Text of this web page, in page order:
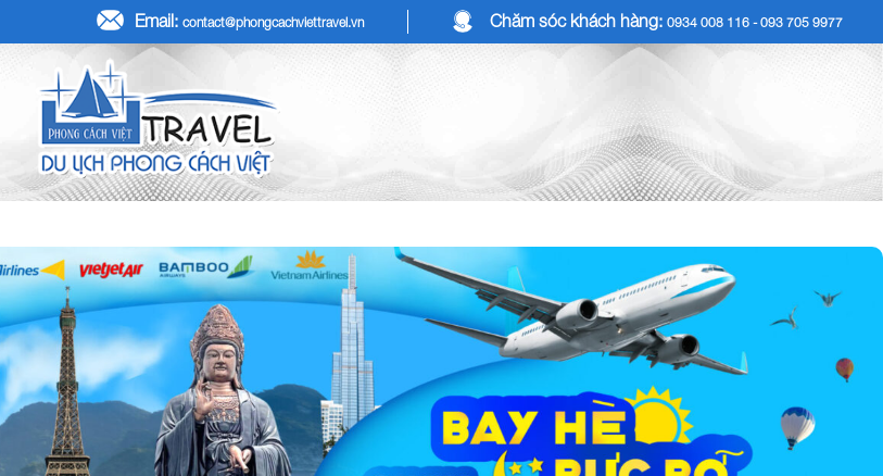
Email: contact@phongcachviettravel.vn Chăm sóc khách hàng: 0934 008 116 - 093 705 9977